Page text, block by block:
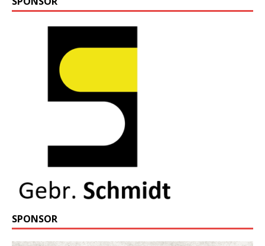
SPONSOR